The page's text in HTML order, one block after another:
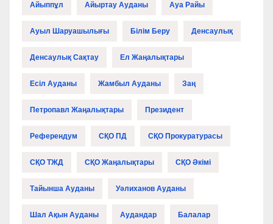
Айыппұл Айыртау Ауданы Ауа Райы
Ауыл Шаруашылығы Білім Беру Денсаулық
Денсаулық Сақтау Ел Жаңалықтары
Есіл Ауданы Жамбыл Ауданы Заң
Петропавл Жаңалықтары Президент
Референдум СҚО ПД СҚО Прокуратурасы
СҚО ТЖД СҚО Жаңалықтары СҚО Әкімі
Тайынша Ауданы Уәлиханов Ауданы
Шал Ақын Ауданы Аудандар Балалар